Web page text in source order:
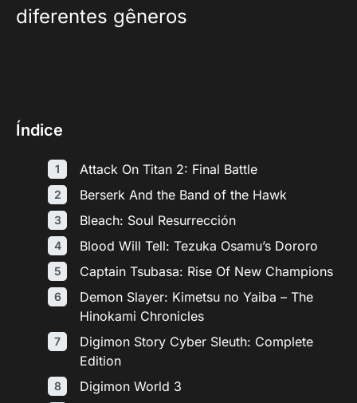
diferentes gêneros
Índice
Attack On Titan 2: Final Battle
Berserk And the Band of the Hawk
Bleach: Soul Resurrección
Blood Will Tell: Tezuka Osamu’s Dororo
Captain Tsubasa: Rise Of New Champions
Demon Slayer: Kimetsu no Yaiba – The
Hinokami Chronicles
Digimon Story Cyber Sleuth: Complete
Edition
Digimon World 3